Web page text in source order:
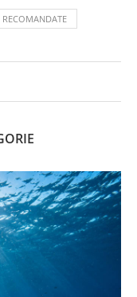
RECOMANDATE